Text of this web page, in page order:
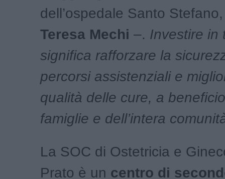
dell’ospedale Santo
Teresa Mechi –. Investire in
significa rafforzare la
percorsi assistenziali e
qualità delle cure, a
famiglie e dell’intera
La SOC di Ostetricia e
Prato è un centro di